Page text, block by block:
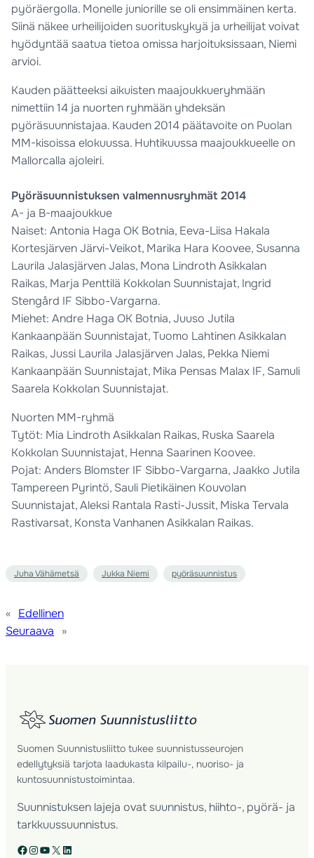
pyöräergolla. Monelle juniorille se oli ensimmäinen kerta.
Siinä näkee urheilijoiden suorituskykyä ja urheilijat voivat
hyödyntää saatua tietoa omissa harjoituksissaan, Niemi
arvioi.
Kauden päätteeksi aikuisten maajoukkueryhmään
nimettiin 14 ja nuorten ryhmään yhdeksän
pyöräsuunnistajaa. Kauden 2014 päätavoite on Puolan
MM-kisoissa elokuussa. Huhtikuussa maajoukkueelle on
Mallorcalla ajoleiri.
Pyöräsuunnistuksen valmennusryhmät 2014
A- ja B-maajoukkue
Naiset: Antonia Haga OK Botnia, Eeva-Liisa Hakala
Kortesjärven Järvi-Veikot, Marika Hara Koovee, Susanna
Laurila Jalasjärven Jalas, Mona Lindroth Asikkalan
Raikas, Marja Penttilä Kokkolan Suunnistajat, Ingrid
Stengård IF Sibbo-Vargarna.
Miehet: Andre Haga OK Botnia, Juuso Jutila
Kankaanpään Suunnistajat, Tuomo Lahtinen Asikkalan
Raikas, Jussi Laurila Jalasjärven Jalas, Pekka Niemi
Kankaanpään Suunnistajat, Mika Pensas Malax IF, Samuli
Saarela Kokkolan Suunnistajat.
Nuorten MM-ryhmä
Tytöt: Mia Lindroth Asikkalan Raikas, Ruska Saarela
Kokkolan Suunnistajat, Henna Saarinen Koovee.
Pojat: Anders Blomster IF Sibbo-Vargarna, Jaakko Jutila
Tampereen Pyrintö, Sauli Pietikäinen Kouvolan
Suunnistajat, Aleksi Rantala Rasti-Jussit, Miska Tervala
Rastivarsat, Konsta Vanhanen Asikkalan Raikas.
Juha Vähämetsä Jukka Niemi pyöräsuunnistus
« Edellinen
Seuraava
»
Suomen Suunnistusliitto tukee suunnistusseurojen
edellytyksiä tarjota laadukasta kilpailu-, nuoriso- ja
kuntosuunnistustoimintaa.
Suunnistuksen lajeja ovat suunnistus, hiihto-, pyörä- ja
tarkkuussuunnistus.
Facebook Instagram YouTube X LinkedIn